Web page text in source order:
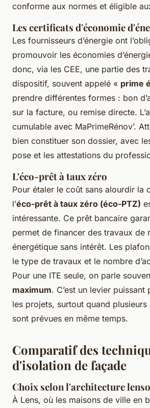
conforme aux normes et éligible
Les certificats d'économie
Les fournisseurs d’énergie ont
promouvoir les économies
donc, via les CEE, une partie des
dispositif, souvent appelé « prime
prendre différentes formes : bon
sur la facture, ou remise directe.
cumulable avec MaPrimeRénov’.
bien constituer son dossier, avec
pose et les attestations du
L'éco-prêt à taux zéro
Pour étaler le coût sans alourdir la
l’éco-prêt à taux zéro (éco-PTZ)
intéressante. Ce prêt bancaire
permet de financer des travaux de
énergétique sans intérêt. Les
le type de travaux et le nombre
Pour une ITE seule, on parle
maximum. C’est un levier
les projets, surtout quand plusieurs
sont prévues en même temps.
Comparatif des
d'isolation de façade
Choix selon l'architecture
À Lens, où les maisons de ville en